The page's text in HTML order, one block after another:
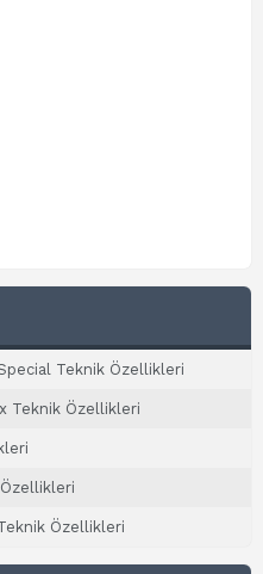
Teknik Özellikleri
Teknik Özellikleri
Özellikleri